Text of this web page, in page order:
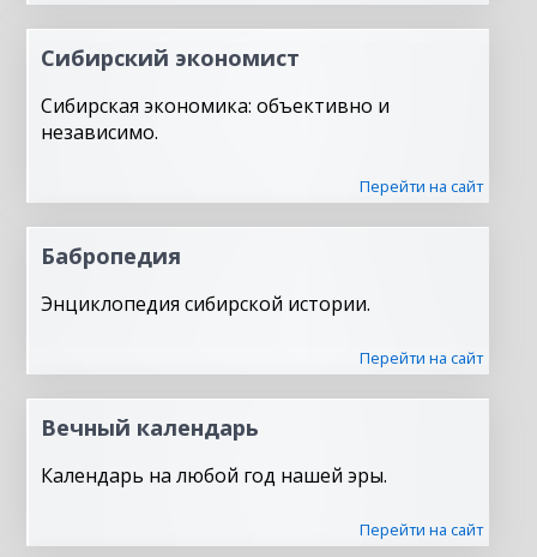
Сибирский экономист
Сибирская экономика: объективно и
независимо.
Перейти на сайт
Бабропедия
Энциклопедия сибирской истории.
Перейти на сайт
Вечный календарь
Календарь на любой год нашей эры.
Перейти на сайт